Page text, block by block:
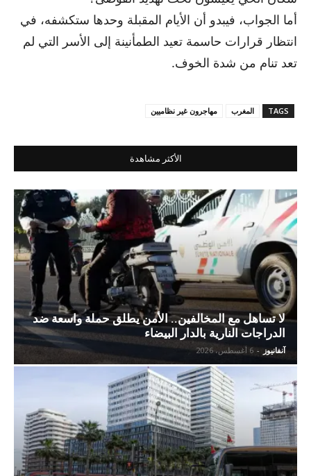
أما الجواب، فيبدو أن الأيام المقبلة وحدها ستكشفه، في
انتظار قرارات حاسمة تعيد الطمأنينة إلى الأسر التي لم
تعد تنام من شدة الخوف.
TAGS المغرب مهاجرون غير نظاميين
الأكثر مشاهدة
لا تساهل مع المخالفين.. الأمن يطلق حملة واسعة ضد
الدراجات النارية بالدار البيضاء
آنفانيوز - 6 أغسطس، 2026